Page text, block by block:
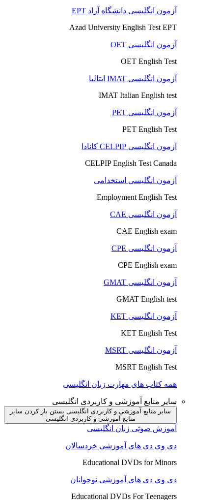
آزمون انگلیسی دانشگاه آزاد EPT
Azad University English Test EPT
آزمون انگلیسی OET
OET English Test
آزمون انگلیسی IMAT ایتالیا
IMAT Italian English test
آزمون انگلیسی PET
PET English Test
آزمون انگلیسی CELPIP کانادا
CELPIP English Test Canada
آزمون انگلیسی استخدامی
Employment English Test
آزمون انگلیسی CAE
CAE English exam
آزمون انگلیسی CPE
CPE English exam
آزمون انگلیسی GMAT
GMAT English test
آزمون انگلیسی KET
KET English Test
آزمون انگلیسی MSRT
MSRT English Test
همه کتاب های مهارت زبان انگلیسی
سایر منابع آموزشی و کاربردی انگلیسی
سایر منابع آموزشی و کاربردی انگلیسی بستن باز کردن سایر
منابع آموزشی و کاربردی انگلیسی
آموزش صوتی زبان انگلیسی
دی وی دی های آموزشی خردسالان
Educational DVDs for Minors
دی وی دی های آموزشی نوجوانان
Educational DVDs For Teenagers